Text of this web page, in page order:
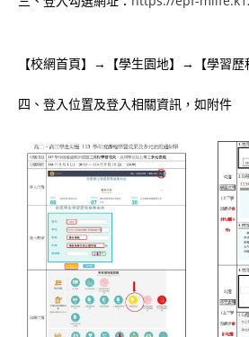
【校網首頁】→【學生園地】→【學習歷
四、登入位置及登入相關資訊，如附件